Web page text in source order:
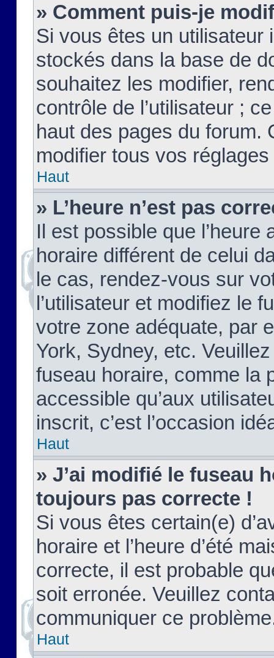
» Comment puis-je
Si vous êtes un
stockés dans la base de
souhaitez les modifier,
contrôle de l’utilisateur ;
haut des pages du forum.
modifier tous vos
Haut
» L’heure n’est pas
Il est possible que
horaire différent de celui
le cas, rendez-vous sur
l’utilisateur et modifiez le
votre zone adéquate, par
York, Sydney, etc.
fuseau horaire, comme la
accessible qu’aux
inscrit, c’est l’occasion
Haut
» J’ai modifié le fuseau
toujours pas correcte !
Si vous êtes certain(e)
horaire et l’heure d’été
correcte, il est probable
soit erronée. Veuillez
communiquer ce
Haut